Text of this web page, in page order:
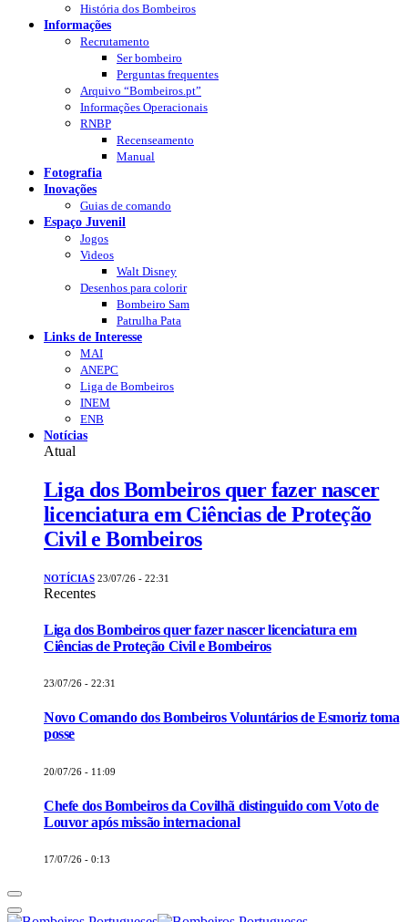
História dos Bombeiros
Informações
Recrutamento
Ser bombeiro
Perguntas frequentes
Arquivo “Bombeiros.pt”
Informações Operacionais
RNBP
Recenseamento
Manual
Fotografia
Inovações
Guias de comando
Espaço Juvenil
Jogos
Videos
Walt Disney
Desenhos para colorir
Bombeiro Sam
Patrulha Pata
Links de Interesse
MAI
ANEPC
Liga de Bombeiros
INEM
ENB
Notícias
Atual
Liga dos Bombeiros quer fazer nascer
licenciatura em Ciências de Proteção
Civil e Bombeiros
NOTÍCIAS 23/07/26 - 22:31
Recentes
Liga dos Bombeiros quer fazer nascer licenciatura em
Ciências de Proteção Civil e Bombeiros
23/07/26 - 22:31
Novo Comando dos Bombeiros Voluntários de Esmoriz toma
posse
20/07/26 - 11:09
Chefe dos Bombeiros da Covilhã distinguido com Voto de
Louvor após missão internacional
17/07/26 - 0:13